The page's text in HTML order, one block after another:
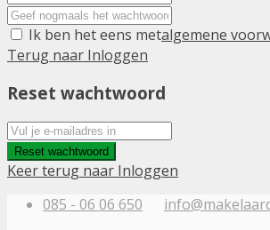
Ik ben het eens metalgemene
Terug naar Inloggen
Reset wachtwoord
Reset wachtwoord
Keer terug naar Inloggen
085 - 06 06 650